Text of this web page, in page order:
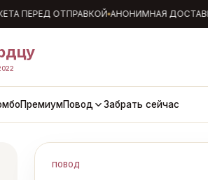
ПЕРЕД ОТПРАВКОЙ АНОНИМНАЯ
ПремиумПовод Забрать сейчас
ПОВОД